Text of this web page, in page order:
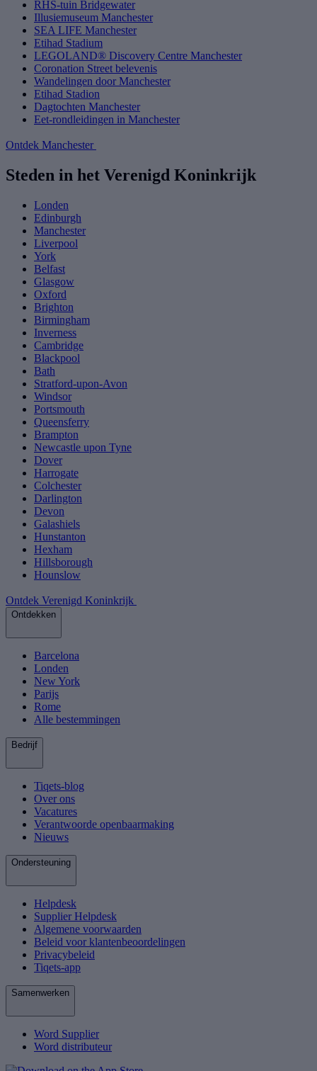
RHS-tuin Bridgewater
Illusiemuseum Manchester
SEA LIFE Manchester
Etihad Stadium
LEGOLAND® Discovery Centre Manchester
Coronation Street belevenis
Wandelingen door Manchester
Etihad Stadion
Dagtochten Manchester
Eet-rondleidingen in Manchester
Ontdek Manchester
Steden in het Verenigd Koninkrijk
Londen
Edinburgh
Manchester
Liverpool
York
Belfast
Glasgow
Oxford
Brighton
Birmingham
Inverness
Cambridge
Blackpool
Bath
Stratford-upon-Avon
Windsor
Portsmouth
Queensferry
Brampton
Newcastle upon Tyne
Dover
Harrogate
Colchester
Darlington
Devon
Galashiels
Hunstanton
Hexham
Hillsborough
Hounslow
Ontdek Verenigd Koninkrijk
Ontdekken
Barcelona
Londen
New York
Parijs
Rome
Alle bestemmingen
Bedrijf
Tiqets-blog
Over ons
Vacatures
Verantwoorde openbaarmaking
Nieuws
Ondersteuning
Helpdesk
Supplier Helpdesk
Algemene voorwaarden
Beleid voor klantenbeoordelingen
Privacybeleid
Tiqets-app
Samenwerken
Word Supplier
Word distributeur